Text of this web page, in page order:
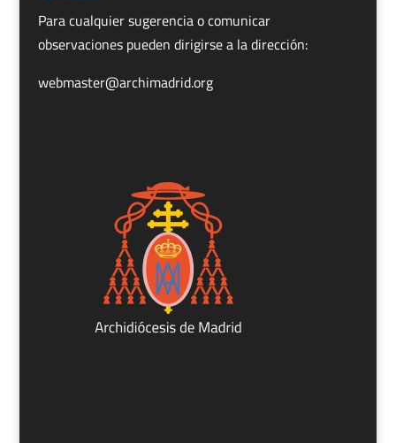
Para cualquier sugerencia o comunicar
observaciones pueden dirigirse a la dirección:
webmaster@archimadrid.org